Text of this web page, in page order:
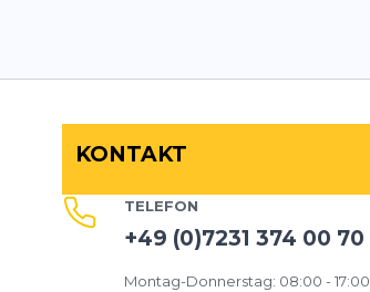
KONTAKT
TELEFON
+49 (0)7231 374 00 70
Montag-Donnerstag: 08:00 - 17:00